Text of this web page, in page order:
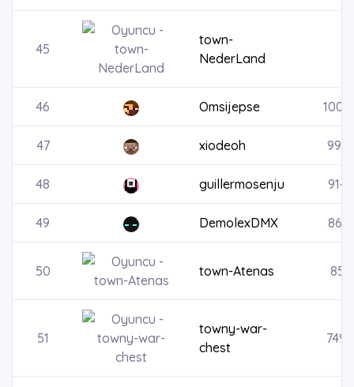
45
town-
NederLand
46 Omsijepse
47 xiodeoh
48 guillermosenju
49 DemolexDMX
50 town-Atenas
51
towny-war-
chest